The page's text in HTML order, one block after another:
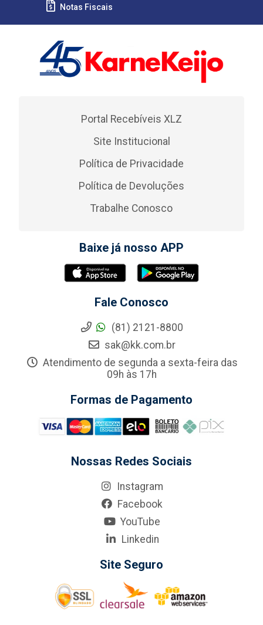
Notas Fiscais
Portal Recebíveis XLZ
Site Institucional
Política de Privacidade
Política de Devoluções
Trabalhe Conosco
Baixe já nosso APP
Fale Conosco
(81) 2121-8800
sak@kk.com.br
Atendimento de segunda a sexta-feira das
09h às 17h
Formas de Pagamento
Nossas Redes Sociais
Instagram
Facebook
YouTube
Linkedin
Site Seguro